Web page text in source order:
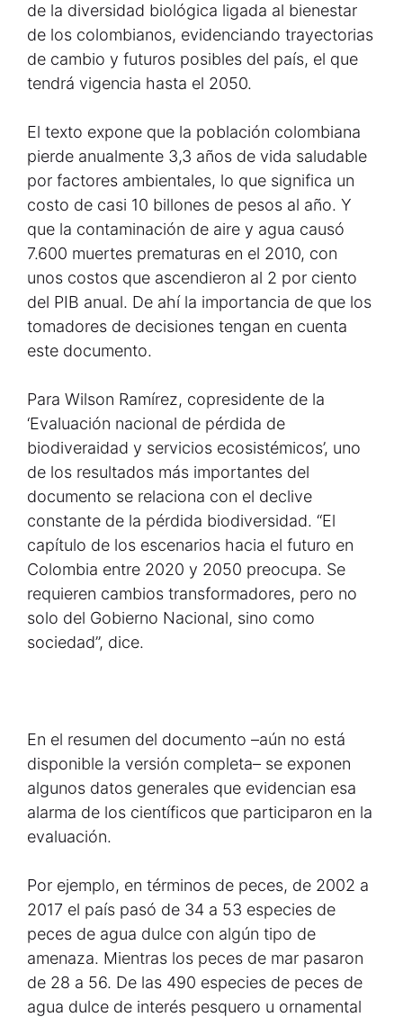
de la diversidad biológica ligada al bienestar
de los colombianos, evidenciando trayectorias
de cambio y futuros posibles del país, el que
tendrá vigencia hasta el 2050.
El texto expone que la población colombiana
pierde anualmente 3,3 años de vida saludable
por factores ambientales, lo que significa un
costo de casi 10 billones de pesos al año. Y
que la contaminación de aire y agua causó
7.600 muertes prematuras en el 2010, con
unos costos que ascendieron al 2 por ciento
del PIB anual. De ahí la importancia de que los
tomadores de decisiones tengan en cuenta
este documento.
Para Wilson Ramírez, copresidente de la
‘Evaluación nacional de pérdida de
biodiveraidad y servicios ecosistémicos’, uno
de los resultados más importantes del
documento se relaciona con el declive
constante de la pérdida biodiversidad. “El
capítulo de los escenarios hacia el futuro en
Colombia entre 2020 y 2050 preocupa. Se
requieren cambios transformadores, pero no
solo del Gobierno Nacional, sino como
sociedad”, dice.
En el resumen del documento –aún no está
disponible la versión completa– se exponen
algunos datos generales que evidencian esa
alarma de los científicos que participaron en la
evaluación.
Por ejemplo, en términos de peces, de 2002 a
2017 el país pasó de 34 a 53 especies de
peces de agua dulce con algún tipo de
amenaza. Mientras los peces de mar pasaron
de 28 a 56. De las 490 especies de peces de
agua dulce de interés pesquero u ornamental